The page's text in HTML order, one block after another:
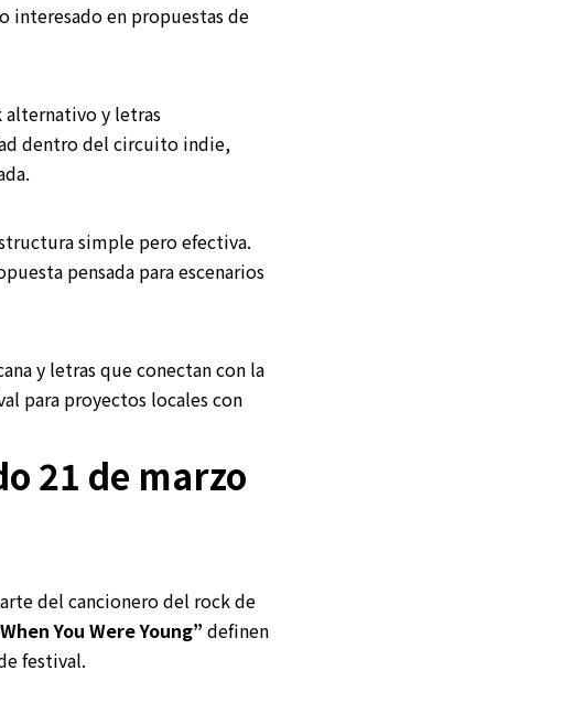
interesado en propuestas de
alternativo y letras
dentro del circuito indie,
simple pero efectiva.
pensada para escenarios
y letras que conectan con la
para proyectos locales con
21 de marzo
del cancionero del rock de
You Were Young” definen
festival.